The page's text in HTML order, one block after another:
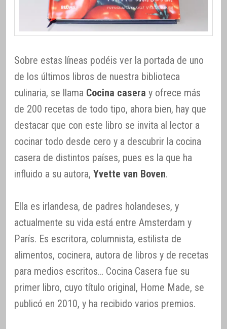
Sobre estas líneas podéis ver la portada de uno
de los últimos libros de nuestra biblioteca
culinaria, se llama Cocina casera y ofrece más
de 200 recetas de todo tipo, ahora bien, hay que
destacar que con este libro se invita al lector a
cocinar todo desde cero y a descubrir la cocina
casera de distintos países, pues es la que ha
influido a su autora, Yvette van Boven.
Ella es irlandesa, de padres holandeses, y
actualmente su vida está entre Amsterdam y
París. Es escritora, columnista, estilista de
alimentos, cocinera, autora de libros y de recetas
para medios escritos… Cocina Casera fue su
primer libro, cuyo título original, Home Made, se
publicó en 2010, y ha recibido varios premios.